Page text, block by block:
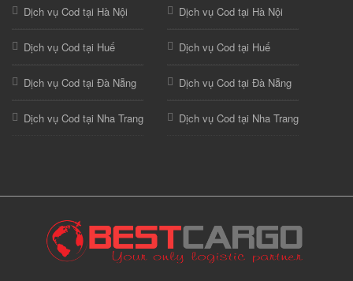
Dịch vụ Cod tại Hà Nội
Dịch vụ Cod tại Huế
Dịch vụ Cod tại Đà Nẵng
Dịch vụ Cod tại Nha Trang
Dịch vụ Cod tại Hà Nội
Dịch vụ Cod tại Huế
Dịch vụ Cod tại Đà Nẵng
Dịch vụ Cod tại Nha Trang